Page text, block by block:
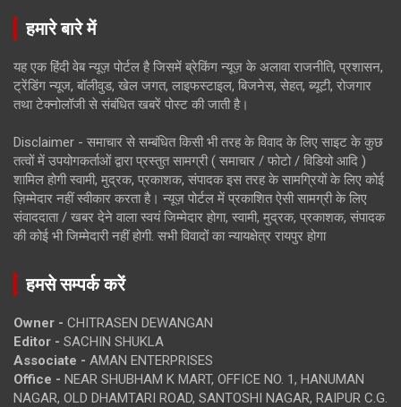
हमारे बारे में
यह एक हिंदी वेब न्यूज़ पोर्टल है जिसमें ब्रेकिंग न्यूज़ के अलावा राजनीति, प्रशासन,
ट्रेंडिंग न्यूज, बॉलीवुड, खेल जगत, लाइफस्टाइल, बिजनेस, सेहत, ब्यूटी, रोजगार
तथा टेक्नोलॉजी से संबंधित खबरें पोस्ट की जाती है।
Disclaimer - समाचार से सम्बंधित किसी भी तरह के विवाद के लिए साइट के कुछ
तत्वों में उपयोगकर्ताओं द्वारा प्रस्तुत सामग्री ( समाचार / फोटो / विडियो आदि )
शामिल होगी स्वामी, मुद्रक, प्रकाशक, संपादक इस तरह के सामग्रियों के लिए कोई
ज़िम्मेदार नहीं स्वीकार करता है। न्यूज़ पोर्टल में प्रकाशित ऐसी सामग्री के लिए
संवाददाता / खबर देने वाला स्वयं जिम्मेदार होगा, स्वामी, मुद्रक, प्रकाशक, संपादक
की कोई भी जिम्मेदारी नहीं होगी. सभी विवादों का न्यायक्षेत्र रायपुर होगा
हमसे सम्पर्क करें
Owner - CHITRASEN DEWANGAN
Editor - SACHIN SHUKLA
Associate - AMAN ENTERPRISES
Office - NEAR SHUBHAM K MART, OFFICE NO. 1, HANUMAN
NAGAR, OLD DHAMTARI ROAD, SANTOSHI NAGAR, RAIPUR C.G.